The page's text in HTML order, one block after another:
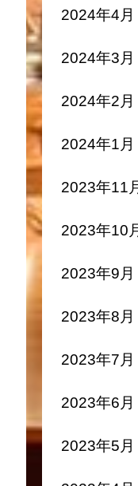
2024年4月
2024年3月
2024年2月
2024年1月
2023年11
2023年10
2023年9月
2023年8月
2023年7月
2023年6月
2023年5月